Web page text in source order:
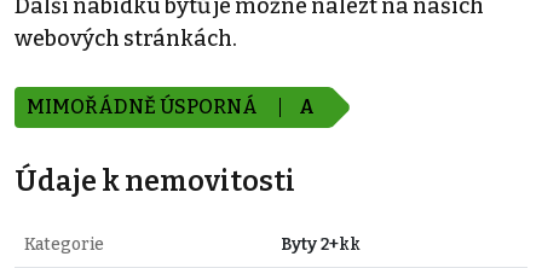
Další nabídku bytů je možné nalézt na našich
webových stránkách.
MIMOŘÁDNĚ ÚSPORNÁ A
Údaje k nemovitosti
Kategorie Byty 2+kk